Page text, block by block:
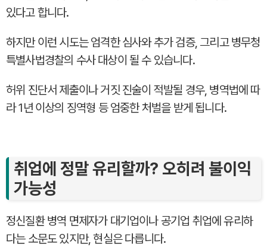
있다고 합니다.
하지만 이런 시도는 엄격한 심사와 추가 검증, 그리고 병무청
특별사법경찰의 수사 대상이 될 수 있습니다.
허위 진단서 제출이나 거짓 진술이 적발될 경우, 병역법에 따
라 1년 이상의 징역형 등 엄중한 처벌을 받게 됩니다.
취업에 정말 유리할까? 오히려 불이익
가능성
정신질환 병역 면제자가 대기업이나 공기업 취업에 유리하
다는 소문도 있지만, 현실은 다릅니다.